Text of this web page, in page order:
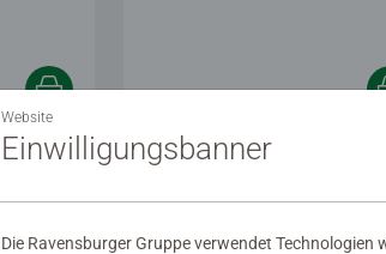
Website
Einwilligungsbanner
Die Ravensburger Gruppe verwendet Technologien